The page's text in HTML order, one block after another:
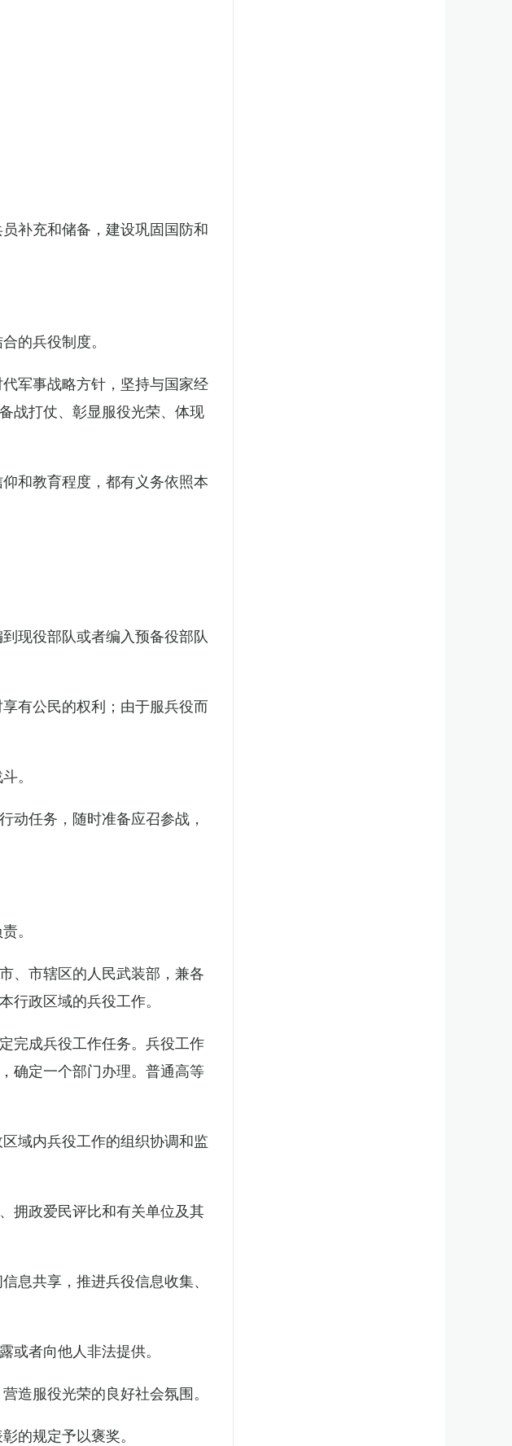
补充和储备，建设巩固国防和
的兵役制度。
军事战略方针，坚持与国家经
战打仗、彰显服役光荣、体现
和教育程度，都有义务依照本
现役部队或者编入预备役部队
有公民的权利；由于服兵役而
。
动任务，随时准备应召参战，
。
、市辖区的人民武装部，兼各
政区域的兵役工作。
完成兵役工作任务。兵役工作
确定一个部门办理。普通高等
域内兵役工作的组织协调和监
拥政爱民评比和有关单位及其
息共享，推进兵役信息收集、
者向他人非法提供。
造服役光荣的良好社会氛围。
的规定予以褒奖。